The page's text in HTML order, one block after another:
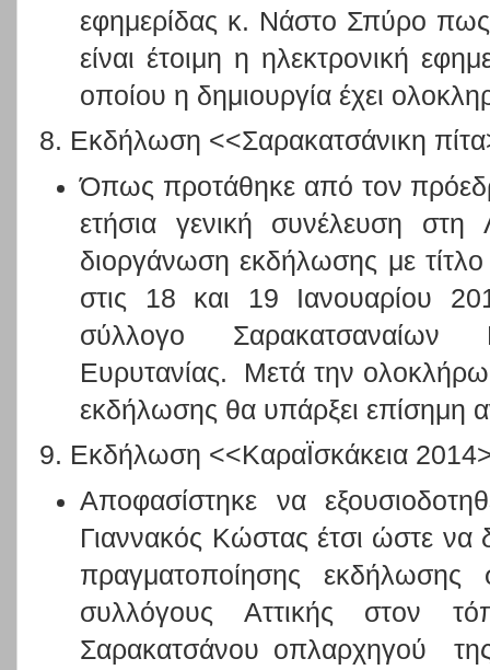
εφημερίδας κ. Νάστο Σπύρο
είναι έτοιμη η ηλεκτρονική
οποίου η δημιουργία έχει
8. Εκδήλωση <<Σαρακατσάνικη
Όπως προτάθηκε από τον
ετήσια γενική συνέλευση
διοργάνωση εκδήλωσης με
στις 18 και 19 Ιανουαρίου
σύλλογο Σαρακατσαναίων
Ευρυτανίας. Μετά την
εκδήλωσης θα υπάρξει επίσημη
9. Εκδήλωση <<ΚαραΪσκάκεια
Αποφασίστηκε να
Γιαννακός Κώστας έτσι ώστε να
πραγματοποίησης
συλλόγους Αττικής στον
Σαρακατσάνου οπλαρχηγού